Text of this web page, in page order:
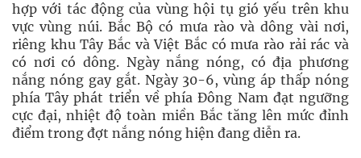
hợp với tác động của vùng hội tụ gió yếu trên khu
vực vùng núi. Bắc Bộ có mưa rào và dông vài nơi,
riêng khu Tây Bắc và Việt Bắc có mưa rào rải rác và
có nơi có dông. Ngày nắng nóng, có địa phương
nắng nóng gay gắt. Ngày 30-6, vùng áp thấp nóng
phía Tây phát triển về phía Đông Nam đạt ngưỡng
cực đại, nhiệt độ toàn miền Bắc tăng lên mức đỉnh
điểm trong đợt nắng nóng hiện đang diễn ra.